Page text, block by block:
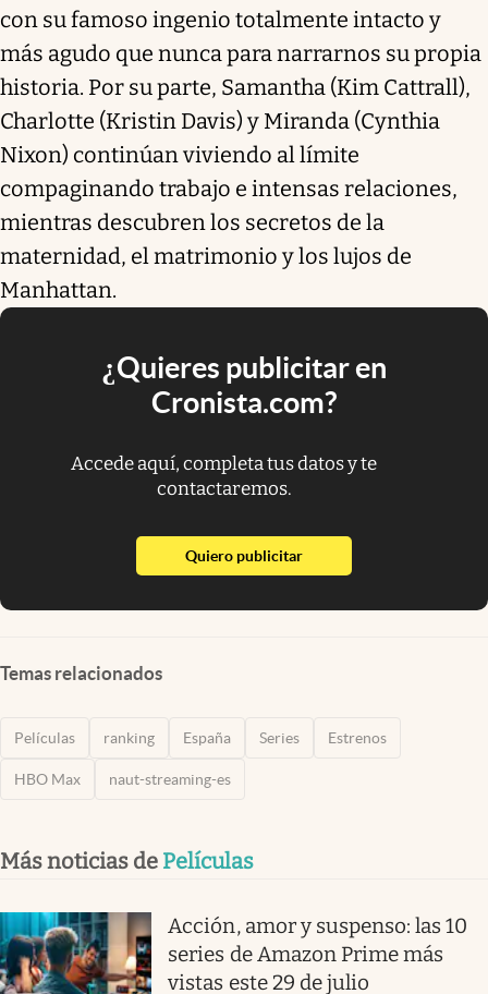
con su famoso ingenio totalmente intacto y
más agudo que nunca para narrarnos su propia
historia. Por su parte, Samantha (Kim Cattrall),
Charlotte (Kristin Davis) y Miranda (Cynthia
Nixon) continúan viviendo al límite
compaginando trabajo e intensas relaciones,
mientras descubren los secretos de la
maternidad, el matrimonio y los lujos de
Manhattan.
¿Quieres publicitar en
Cronista.com?
Accede aquí, completa tus datos y te
contactaremos.
Quiero publicitarabre en nueva pestaña
Temas relacionados
Películas ranking España Series Estrenos
HBO Max naut-streaming-es
Más noticias de Películas
Acción, amor y suspenso: las 10
series de Amazon Prime más
vistas este 29 de julio